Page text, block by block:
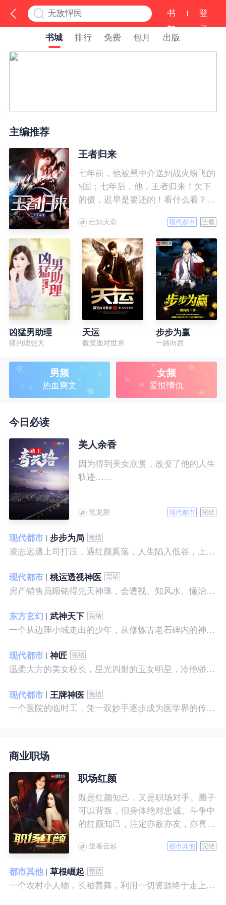
书
架
登
录
书城
排行 免费 包月 出版
主编推荐
王者归来
七年前，他被黑中介送到战火纷飞的
S国；七年后，他，王者归来！欠下
的债，迟早是要还的！看什么看？说
已知天命 现代都市 连载
凶猛男助理
猪的理想大
天运
微笑面对世界
步步为赢
一路向西
男频
热血爽文
女频
爱恨情仇
今日必读
美人余香
因为得到美女欣赏，改变了他的人生
轨迹……
笔龙胆 现代都市 完结
现代都市
步步为局
凌志远遭上司打压，遇红颜奚落，人生陷入低谷，上帝在关上一扇门的同时，势必会留下一扇窗，面对稍纵即逝的机会，他果断出手了……
现代都市
桃运透视神医
房产销售员顾铭得先天神珠，会透视、知风水、懂治病、有神通，开始逆袭人生。
东方玄幻
武神天下
一个从边陲小城走出的少年，从修炼古老石碑内的神秘一式开始，一路高歌狂飙，打造一片属于自己的天下……
现代都市
神匠
温柔大方的美女校长，星光四射的玉女明星，冷艳骄傲的美女特工，一个二个，全都跑来，撒娇撒赖的要他做她们的私房保镖，这是为什么呢？
现代都市
王牌神医
一个医院的临时工，凭一双妙手逐步成为医学界的传奇！ 一个社会底层的小人物，靠一腔热血成为人世间的枭王！ 当佛已经无能为力，便由我来普渡众生——杨风。
商业职场
职场红颜
既是红颜知己，又是职场对手。圈子
可以背叛，但身体绝对忠诚。斗争中
的红颜知己，注定亦敌亦友，亦喜亦
坐看云起 都市其他 完结
都市其他
草根崛起
一个农村小人物，长袖善舞，利用一切资源终于走上人生巅峰